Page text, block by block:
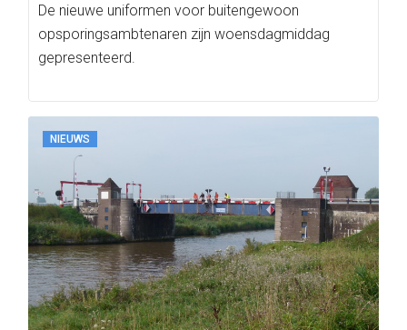
De nieuwe uniformen voor buitengewoon
opsporingsambtenaren zijn woensdagmiddag
gepresenteerd.
NIEUWS